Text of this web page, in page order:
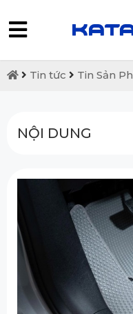
Tin tức Tin Sản
NỘI DUNG